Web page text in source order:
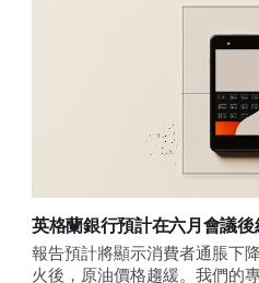
英格蘭銀行預計在六月會議
報告預計將顯示消費者通脹下
火後，原油價格趨緩。我們的